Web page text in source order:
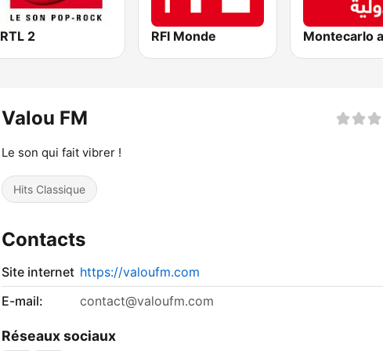
RTL 2 RFI Monde
Valou FM
Le son qui fait vibrer !
Hits Classique
Contacts
Site internet https://valoufm.com
E-mail:
contact@valoufm.com
Réseaux sociaux